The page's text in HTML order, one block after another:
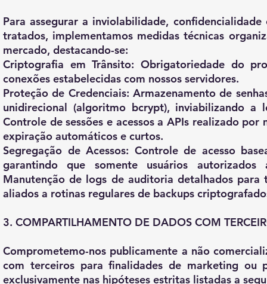
Para assegurar a inviolabilidade,
tratados, implementamos medidas técnicas
mercado, destacando-se:
Criptografia em Trânsito: Obrigatoriedade do
conexões estabelecidas com nossos servidores.
Proteção de Credenciais: Armazenamento de
unidirecional (algoritmo bcrypt), inviabilizando
Controle de sessões e acessos a APIs realizado
expiração automáticos e curtos.
Segregação de Acessos: Controle de acesso
garantindo que somente usuários autorizados
Manutenção de logs de auditoria detalhados
aliados a rotinas regulares de backups
3. COMPARTILHAMENTO DE DADOS COM
Comprometemo-nos publicamente a não
com terceiros para finalidades de marketing ou
exclusivamente nas hipóteses estritas listadas a